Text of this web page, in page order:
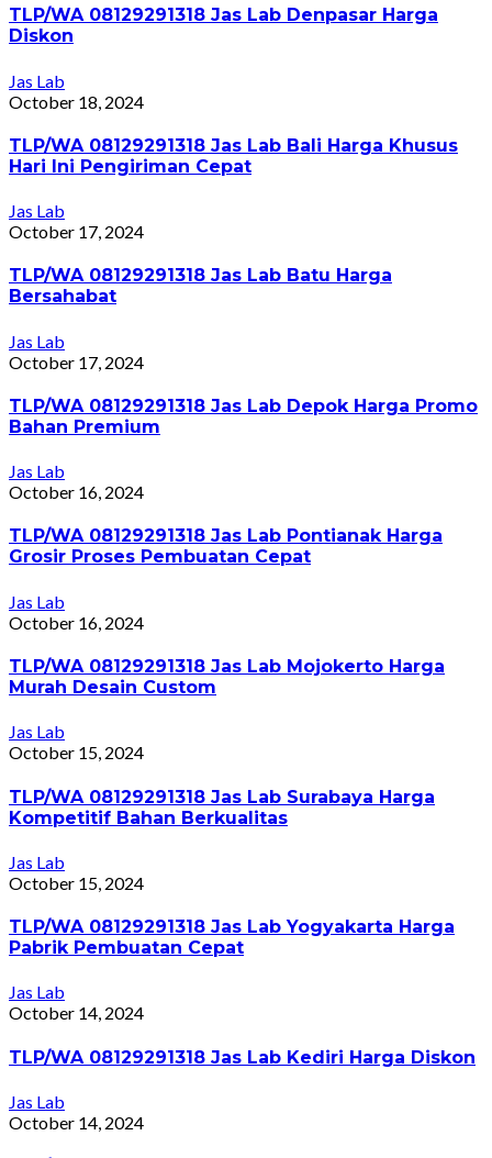
TLP/WA 08129291318 Jas Lab Denpasar Harga
Diskon
Jas Lab
October 18, 2024
TLP/WA 08129291318 Jas Lab Bali Harga Khusus
Hari Ini Pengiriman Cepat
Jas Lab
October 17, 2024
TLP/WA 08129291318 Jas Lab Batu Harga
Bersahabat
Jas Lab
October 17, 2024
TLP/WA 08129291318 Jas Lab Depok Harga Promo
Bahan Premium
Jas Lab
October 16, 2024
TLP/WA 08129291318 Jas Lab Pontianak Harga
Grosir Proses Pembuatan Cepat
Jas Lab
October 16, 2024
TLP/WA 08129291318 Jas Lab Mojokerto Harga
Murah Desain Custom
Jas Lab
October 15, 2024
TLP/WA 08129291318 Jas Lab Surabaya Harga
Kompetitif Bahan Berkualitas
Jas Lab
October 15, 2024
TLP/WA 08129291318 Jas Lab Yogyakarta Harga
Pabrik Pembuatan Cepat
Jas Lab
October 14, 2024
TLP/WA 08129291318 Jas Lab Kediri Harga Diskon
Jas Lab
October 14, 2024